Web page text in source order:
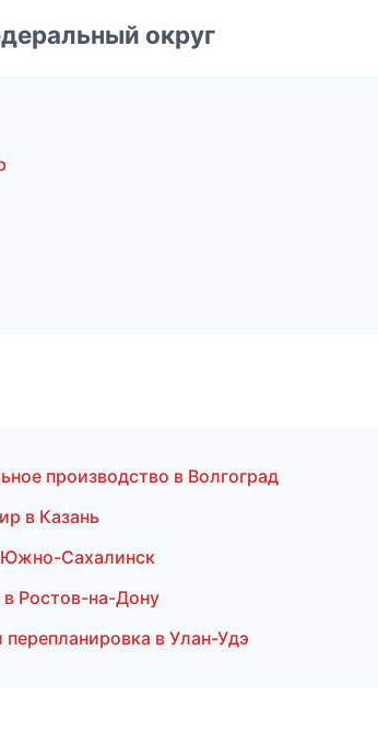
округ
производство в Волгоград
в Казань
Южно-Сахалинск
Ростов-на-Дону
в Улан-Удэ